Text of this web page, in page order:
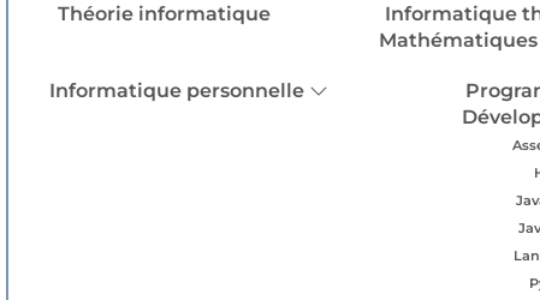
Théorie informatique
Informatique
Informatique personnelle